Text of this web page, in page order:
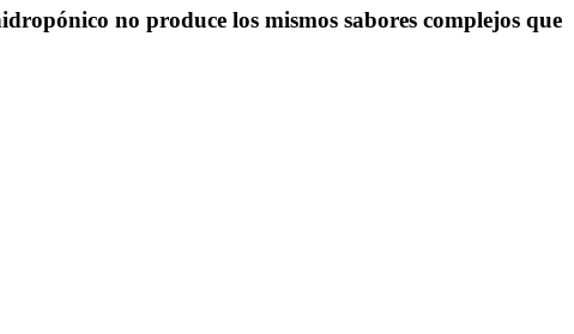
no produce los mismos sabores complejos que